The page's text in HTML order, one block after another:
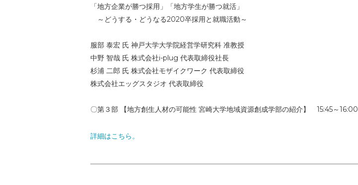
「地方企業が勝つ採用」「地方学生が勝つ就活」
～どうする・どうなる2020卒採用と就職活動～
服部 泰宏 氏 神戸大学大学院経営学研究科 准教授
中野 智哉 氏 株式会社i-plug 代表取締役社長
杉浦 二郎 氏 株式会社モザイクワーク 代表取締役
株式会社エッグスタジオ 代表取締役
〇第３部 【地方創生人材の可能性 宮崎大学地域資源創成学部の紹介】 15:45～16:00
詳細はこちら。